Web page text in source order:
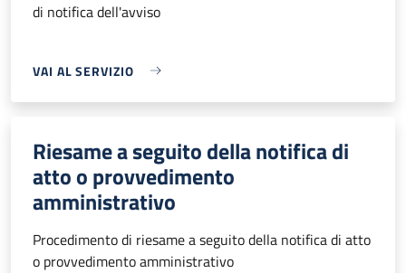
di notifica dell'avviso
VAI AL SERVIZIO
Riesame a seguito della notifica di
atto o provvedimento
amministrativo
Procedimento di riesame a seguito della notifica di atto
o provvedimento amministrativo